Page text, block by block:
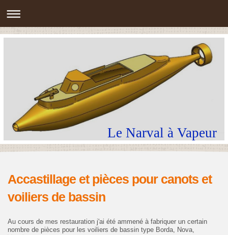
Le Narval à Vapeur
Accastillage et pièces pour canots et
voiliers de bassin
Au cours de mes restauration j'ai été ammené à fabriquer un certain
nombre de pièces pour les voiliers de bassin type Borda, Nova,